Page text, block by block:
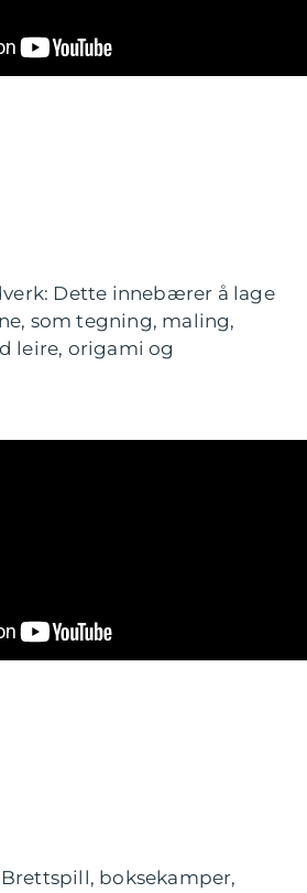
Dette innebærer å lage
som tegning, maling,
leire, origami og
boksekamper,